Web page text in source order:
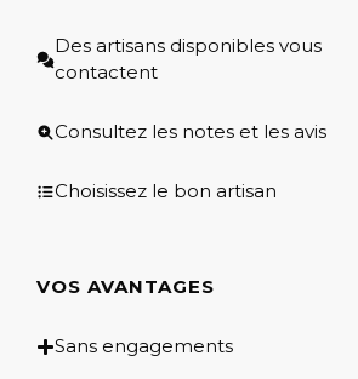
Des artisans disponibles vous
contactent
Consultez les notes et les avis
Choisissez le bon artisan
VOS AVANTAGES
Sans engagements